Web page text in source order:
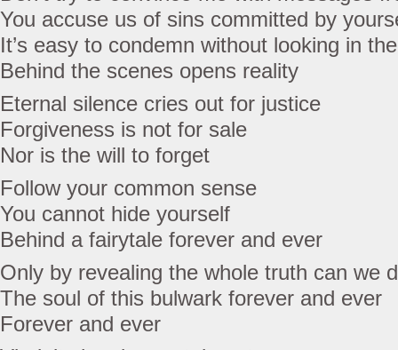
You accuse us of sins committed by
It’s easy to condemn without looking in
Behind the scenes opens reality
Eternal silence cries out for justice
Forgiveness is not for sale
Nor is the will to forget
Follow your common sense
You cannot hide yourself
Behind a fairytale forever and ever
Only by revealing the whole truth can we
The soul of this bulwark forever and ever
Forever and ever